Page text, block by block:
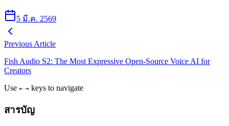
5 มี.ค. 2569
Previous Article
Fish Audio S2: The Most Expressive Open-Source Voice AI for
Creators
Use ← → keys to navigate
สารบัญ